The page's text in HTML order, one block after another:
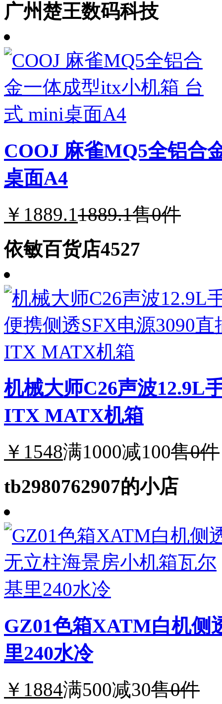
广州楚王数码科技
COOJ 麻雀MQ5全铝合
桌面A4
￥1889.11889.1售0件
依敏百货店4527
机械大师C26声波12.9L
ITX MATX机箱
￥1548满1000减100售0件
tb2980762907的小店
GZ01色箱XATM白机侧
里240水冷
￥1884满500减30售0件